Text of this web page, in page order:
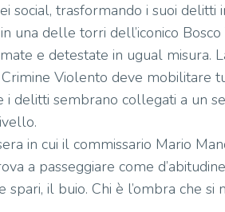
social, trasformando i suoi
una delle torri dell’iconico
e detestate in ugual misura.
Violento deve mobilitare
i delitti sembrano collegati a un
in cui il commissario Mario
a passeggiare come
il buio. Chi è l’ombra che si